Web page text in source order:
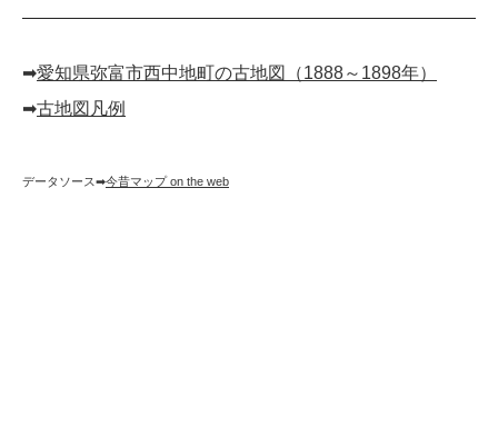
➡︎愛知県弥富市西中地町の古地図（1888～1898年）
➡︎古地図凡例
データソース➡︎今昔マップ on the web